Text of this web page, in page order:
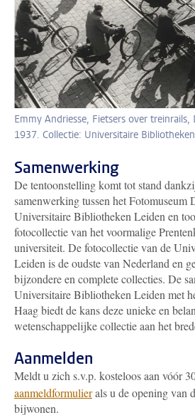
Emmy Andriesse, Fietsers over
1937. Collectie: Universitaire
Samenwerking
De tentoonstelling komt tot stand
samenwerking tussen het Fotomuseum
Universitaire Bibliotheken Leiden en
fotocollectie van het voormalige
universiteit. De fotocollectie van de
Leiden is de oudste van Nederland en
bijzondere en complete collecties. De
Universitaire Bibliotheken Leiden met
Haag biedt de kans deze unieke en
wetenschappelijke collectie aan het
Aanmelden
Meldt u zich s.v.p. kosteloos aan vóór
aanmeldformulierals u de opening van
bijwonen.